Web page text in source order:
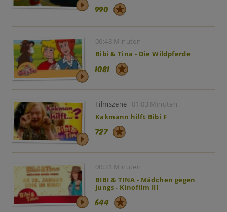
990
00:48 Minuten
Bibi & Tina - Die Wildpferde
1081
Filmszene
01:03 Minuten
Kakmann hilft Bibi F
727
00:31 Minuten
BIBI & TINA - Mädchen gegen
Jungs - Kinofilm III
644